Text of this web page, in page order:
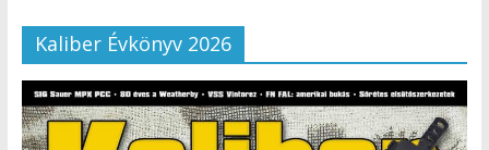
Kaliber Évkönyv 2026